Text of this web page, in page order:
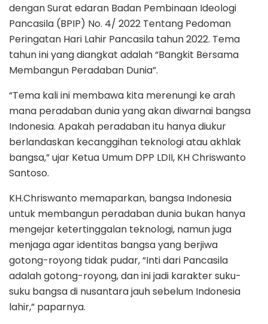
dengan Surat edaran Badan Pembinaan Ideologi
Pancasila (BPIP) No. 4/ 2022 Tentang Pedoman
Peringatan Hari Lahir Pancasila tahun 2022. Tema
tahun ini yang diangkat adalah “Bangkit Bersama
Membangun Peradaban Dunia”.
“Tema kali ini membawa kita merenungi ke arah
mana peradaban dunia yang akan diwarnai bangsa
Indonesia. Apakah peradaban itu hanya diukur
berlandaskan kecanggihan teknologi atau akhlak
bangsa,” ujar Ketua Umum DPP LDII, KH Chriswanto
Santoso.
KH.Chriswanto memaparkan, bangsa Indonesia
untuk membangun peradaban dunia bukan hanya
mengejar ketertinggalan teknologi, namun juga
menjaga agar identitas bangsa yang berjiwa
gotong-royong tidak pudar, “Inti dari Pancasila
adalah gotong-royong, dan ini jadi karakter suku-
suku bangsa di nusantara jauh sebelum Indonesia
lahir,” paparnya.